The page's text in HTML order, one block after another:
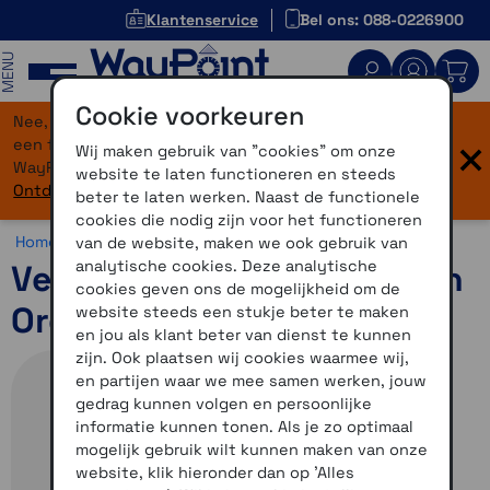
Klantenservice Bel ons: 088-0226900
Nee, je bent niet verdwaald! Onze website heeft
een flinke upgrade gekregen. Dezelfde vertrouwde
WayPoint-service, maar dan in een modern jasje.
Ontdek hier wat er allemaal nieuw is.
×
Home >Accessoires >Overig > Vervangingsrubbers
Vervangingsrubber Garmin
Oregon 700-750 incl. lijm
Cookie voorkeuren
Wij maken gebruik van "cookies" om onze
website te laten functioneren en steeds
beter te laten werken. Naast de functionele
cookies die nodig zijn voor het functioneren
van de website, maken we ook gebruik van
analytische cookies. Deze analytische
cookies geven ons de mogelijkheid om de
website steeds een stukje beter te maken
en jou als klant beter van dienst te kunnen
zijn. Ook plaatsen wij cookies waarmee wij,
en partijen waar we mee samen werken, jouw
gedrag kunnen volgen en persoonlijke
informatie kunnen tonen. Als je zo optimaal
mogelijk gebruik wilt kunnen maken van onze
website, klik hieronder dan op 'Alles